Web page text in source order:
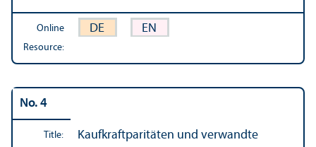
Online
Resource:
DE EN
No. 4
Title:
Kaufkraftparitäten und verwandte